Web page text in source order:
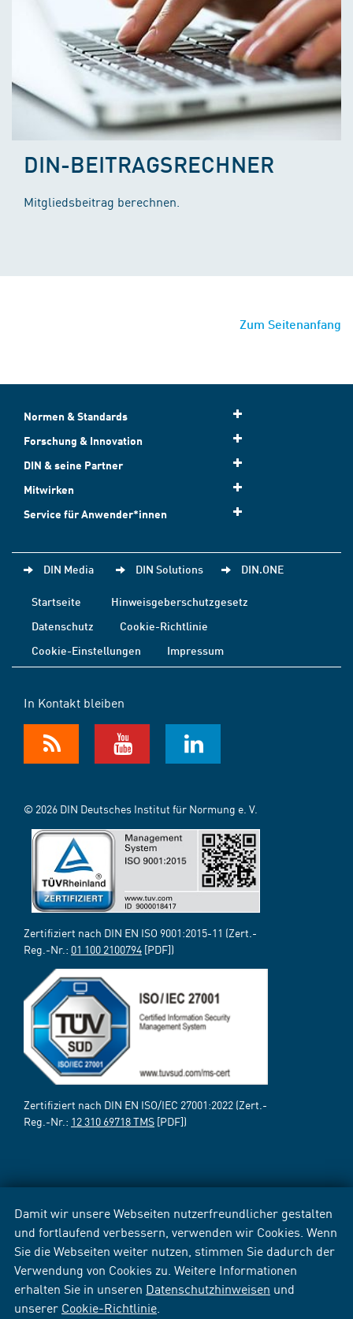
Damit wir unsere Webseiten nutzerfreundlicher gestalten
und fortlaufend verbessern, verwenden wir Cookies. Wenn
Sie die Webseiten weiter nutzen, stimmen Sie dadurch der
Verwendung von Cookies zu. Weitere Informationen
erhalten Sie in unseren Datenschutzhinweisen und
unserer Cookie-Richtlinie
DIN-BEITRAGSRECHNER
Mitgliedsbeitrag berechnen.
Zum Seitenanfang
Normen & Standards
Forschung & Innovation
DIN & seine Partner
Mitwirken
Service für Anwender*innen
DIN Media DIN Solutions DIN.ONE
Startseite
Hinweisgeberschutzgesetz
Datenschutz
Cookie-Richtlinie
Cookie-Einstellungen
Impressum
In Kontakt bleiben
© 2026 DIN Deutsches Institut für Normung e. V.
Zertifiziert nach DIN EN ISO 9001:2015-11 (Zert.-
Reg.-Nr.: 01 100 2100794 [PDF])
Zertifiziert nach DIN EN ISO/IEC 27001:2022 (Zert.-
Reg.-Nr.: 12 310 69718 TMS [PDF])